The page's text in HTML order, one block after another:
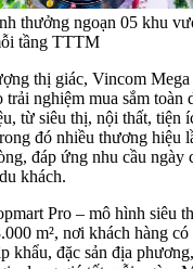
thưởng ngoạn 05 khu
tầng TTTM
thị giác, Vincom
trải nghiệm mua sắm toàn
từ siêu thị, nội thất, tiện
đó nhiều thương hiệu
đáp ứng nhu cầu ngày
khách.
Pro – mô hình siêu
m², nơi khách hàng có
khẩu, đặc sản địa